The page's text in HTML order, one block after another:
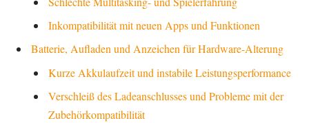
Inkompatibilität mit neuen Apps und Funktionen
Batterie, Aufladen und Anzeichen für Hardware-Alterung
Kurze Akkulaufzeit und instabile Leistungsperformance
Verschleiß des Ladeanschlusses und Probleme mit der
Zubehörkompatibilität